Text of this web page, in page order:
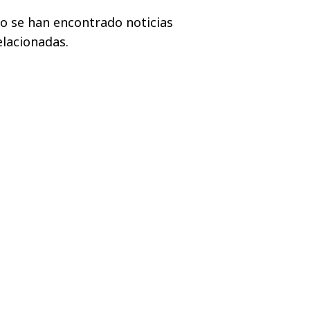
se han encontrado noticias